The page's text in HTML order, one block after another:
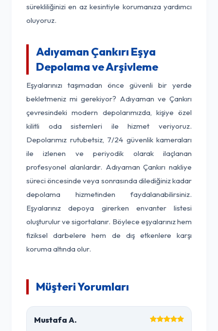
sürekliliğinizi en az kesintiyle korumanıza yardımcı
oluyoruz.
Adıyaman Çankırı Eşya
Depolama ve Arşivleme
Eşyalarınızı taşımadan önce güvenli bir yerde
bekletmeniz mi gerekiyor? Adıyaman ve Çankırı
çevresindeki modern depolarımızda, kişiye özel
kilitli oda sistemleri ile hizmet veriyoruz.
Depolarımız rutubetsiz, 7/24 güvenlik kameraları
ile izlenen ve periyodik olarak ilaçlanan
profesyonel alanlardır. Adıyaman Çankırı nakliye
süreci öncesinde veya sonrasında dilediğiniz kadar
depolama hizmetinden faydalanabilirsiniz.
Eşyalarınız depoya girerken envanter listesi
oluşturulur ve sigortalanır. Böylece eşyalarınız hem
fiziksel darbelere hem de dış etkenlere karşı
koruma altında olur.
Müşteri Yorumları
Mustafa A.